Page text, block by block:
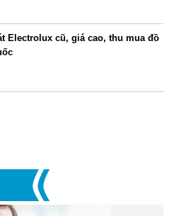
Electrolux cũ, giá cao, thu mua đồ